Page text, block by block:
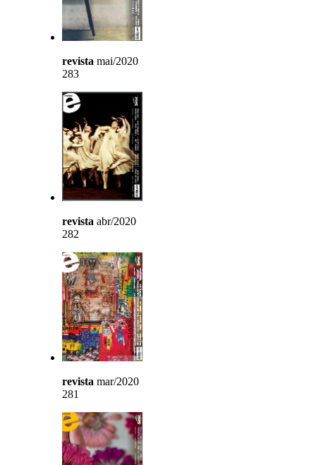
revista mai/2020
283
revista abr/2020
282
revista mar/2020
281